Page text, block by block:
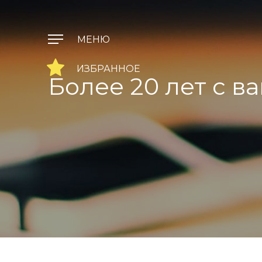
Более 20 лет с